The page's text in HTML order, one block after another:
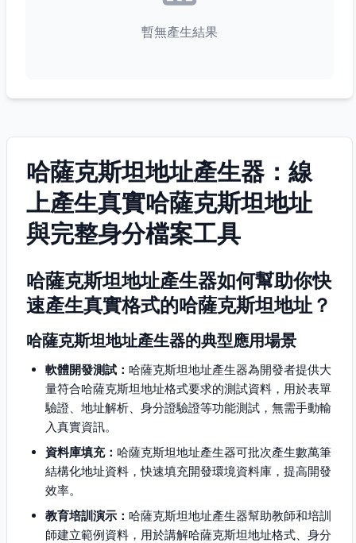
暫無產生結果
哈薩克斯坦地址產生器：線
上產生真實哈薩克斯坦地址
與完整身分檔案工具
哈薩克斯坦地址產生器如何幫助你快
速產生真實格式的哈薩克斯坦地址？
哈薩克斯坦地址產生器的典型應用場景
軟體開發測試： 哈薩克斯坦地址產生器為開發者提供大
量符合哈薩克斯坦地址格式要求的測試資料，用於表單
驗證、地址解析、身分證驗證等功能測試，無需手動輸
入真實資訊。
資料庫填充： 哈薩克斯坦地址產生器可批次產生數萬筆
結構化地址資料，快速填充開發環境資料庫，提高開發
效率。
教育培訓演示： 哈薩克斯坦地址產生器幫助教師和培訓
師建立範例資料，用於講解哈薩克斯坦地址格式、身分